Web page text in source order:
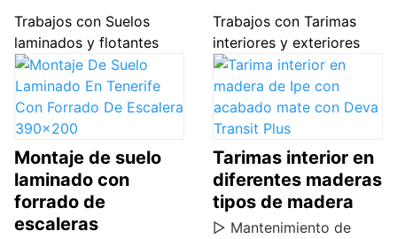
Trabajos con Suelos
laminados y flotantes
Montaje de suelo
laminado con
forrado de
escaleras
Trabajos con Tarimas
interiores y exteriores
Tarimas interior en
diferentes maderas
tipos de madera
▷ Mantenimiento de